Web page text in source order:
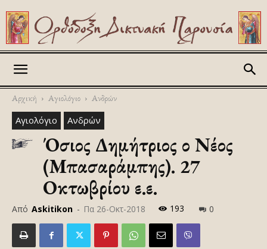
Αρχική Αγιολόγιο Ανδρών
Αγιολόγιο Ανδρών
Όσιος Δημήτριος ο Νέος
(Μπασαράμπης). 27
Οκτωβρίου ε.ε.
Από Askitikon - Πα 26-Οκτ-2018 193 0